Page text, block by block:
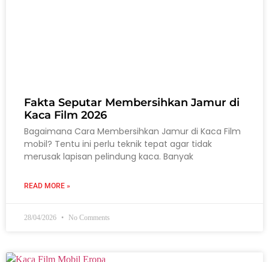
Fakta Seputar Membersihkan Jamur di
Kaca Film 2026
Bagaimana Cara Membersihkan Jamur di Kaca Film
mobil? Tentu ini perlu teknik tepat agar tidak
merusak lapisan pelindung kaca. Banyak
READ MORE »
28/04/2026 No Comments